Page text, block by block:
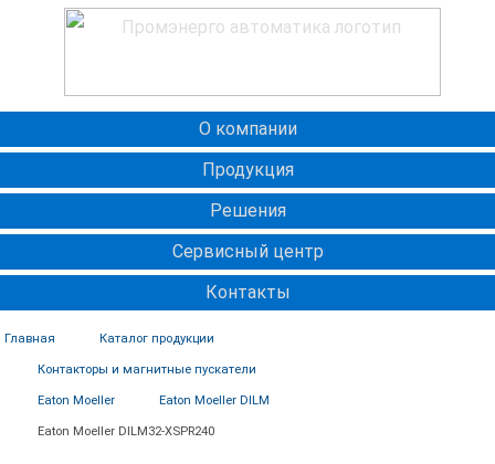
О компании
Продукция
Решения
Сервисный центр
Контакты
Главная Каталог продукции
Контакторы и магнитные пускатели
Eaton Moeller Eaton Moeller DILM
Eaton Moeller DILM32-XSPR240